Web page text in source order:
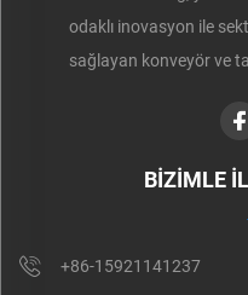
odaklı inovasyon ile
sağlayan konveyör ve
BİZİMLE
+86-15921141237